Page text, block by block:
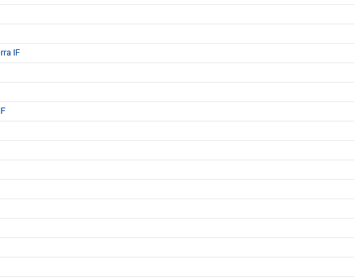
IF